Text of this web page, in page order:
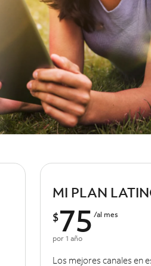
MI PLAN
$75 /al mes
por 1 año
Los mejores canales en